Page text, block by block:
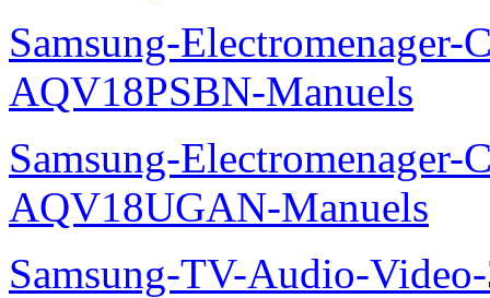
Samsung-Electromenager-
AQV18PSBN-Manuels
Samsung-Electromenager-
AQV18UGAN-Manuels
Samsung-TV-Audio-